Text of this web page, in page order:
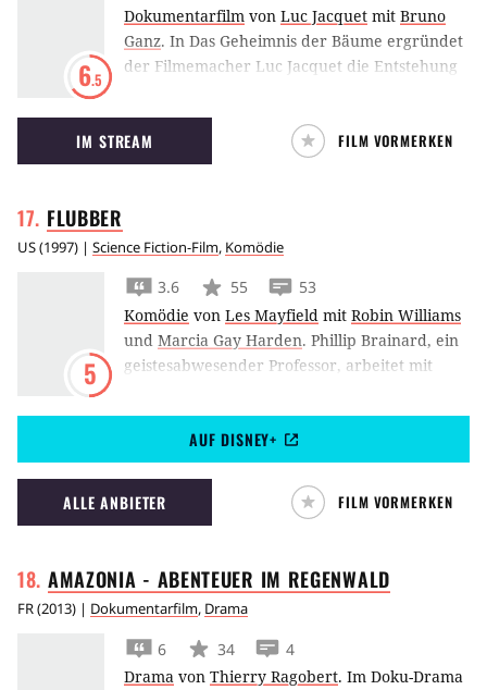
6.5
Dokumentarfilm von Luc Jacquet mit Bruno
Ganz. In Das Geheimnis der Bäume ergründet
der Filmemacher Luc Jacquet die Entstehung
kleinen und großen Wunder der Natur.
IM STREAM FILM VORMERKEN
FLUBBER
US(1997) | Science Fiction-Film, Komödie
5
3.6 55
53
Komödie von Les Mayfield mit Robin Williams
und Marcia Gay Harden. Phillip Brainard, ein
geistesabwesender Professor, arbeitet mit
Energiequelle. Schon zwei mal hat er die
Hochzeit mit seiner Freundin Sara verpaßt.
Am Tag des dritten Versuchs erfindet er
"Flubber", eine grüne Substanz, die durch die
Luft fliegt.
AUF DISNEY+
ALLE ANBIETER FILM VORMERKEN
AMAZONIA - ABENTEUER IM REGENWALD
FR(2013) | Dokumentarfilm, Drama
6 34
4
Drama von Thierry Ragobert. Im Doku-Drama